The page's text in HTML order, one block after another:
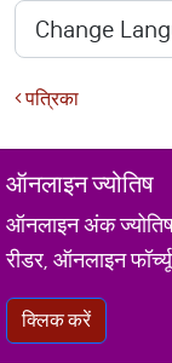
पत्रिका
ऑनलाइन ज्योतिष
ऑनलाइन अंक
रीडर, ऑनलाइन
क्लिक करें